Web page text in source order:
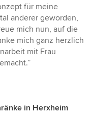
für meine
anderer geworden,
mich nun, auf die
mich ganz herzlich
mit Frau
in Herxheim